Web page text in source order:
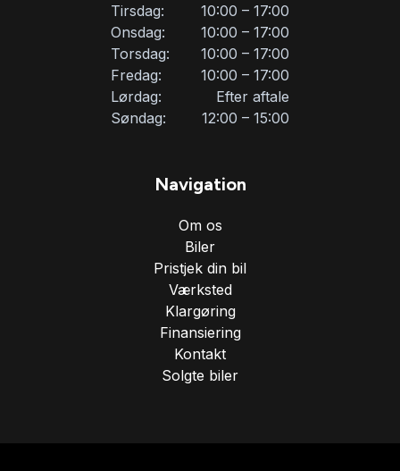
Tågelygter
USB tilslutning
Tirsdag:
10:00 – 17:00
Onsdag:
10:00 – 17:00
Torsdag:
10:00 – 17:00
Fredag:
10:00 – 17:00
Lørdag:
Efter aftale
Søndag:
12:00 – 15:00
Navigation
Om os
Biler
Pristjek din bil
Værksted
Klargøring
Finansiering
Kontakt
Solgte biler